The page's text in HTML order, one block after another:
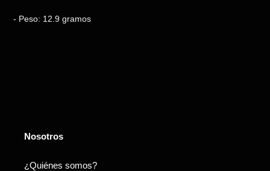
- Peso: 12.9 gramos
Nosotros
¿Quiénes somos?